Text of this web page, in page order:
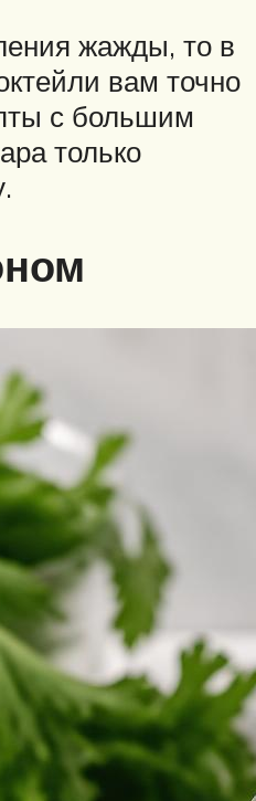
жажды, то в
вам точно
с большим
только